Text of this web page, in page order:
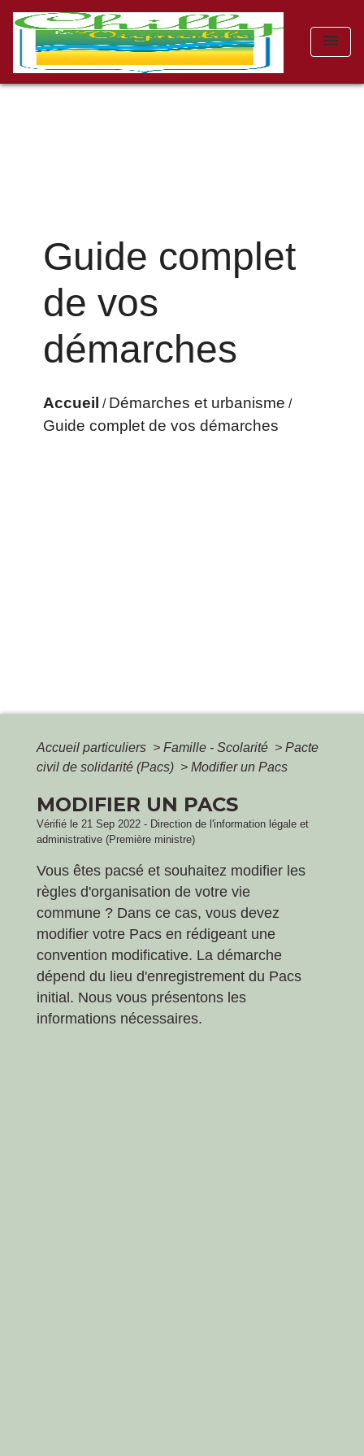
menu
Guide complet
de vos
démarches
Accueil / Démarches et urbanisme /
Guide complet de vos démarches
Accueil particuliers > Famille - Scolarité > Pacte
civil de solidarité (Pacs) > Modifier un Pacs
MODIFIER UN PACS
Vérifié le 21 Sep 2022 - Direction de l'information légale et
administrative (Première ministre)
Vous êtes pacsé et souhaitez modifier les
règles d'organisation de votre vie
commune ? Dans ce cas, vous devez
modifier votre Pacs en rédigeant une
convention modificative. La démarche
dépend du lieu d'enregistrement du Pacs
initial. Nous vous présentons les
informations nécessaires.